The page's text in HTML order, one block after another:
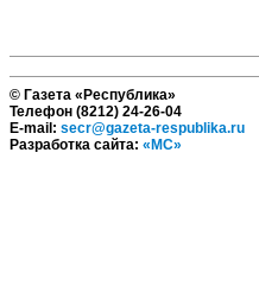
© Газета «Республика»
Телефон (8212) 24-26-04
E-mail: secr@gazeta-respublika.ru
Разработка сайта: «МС»